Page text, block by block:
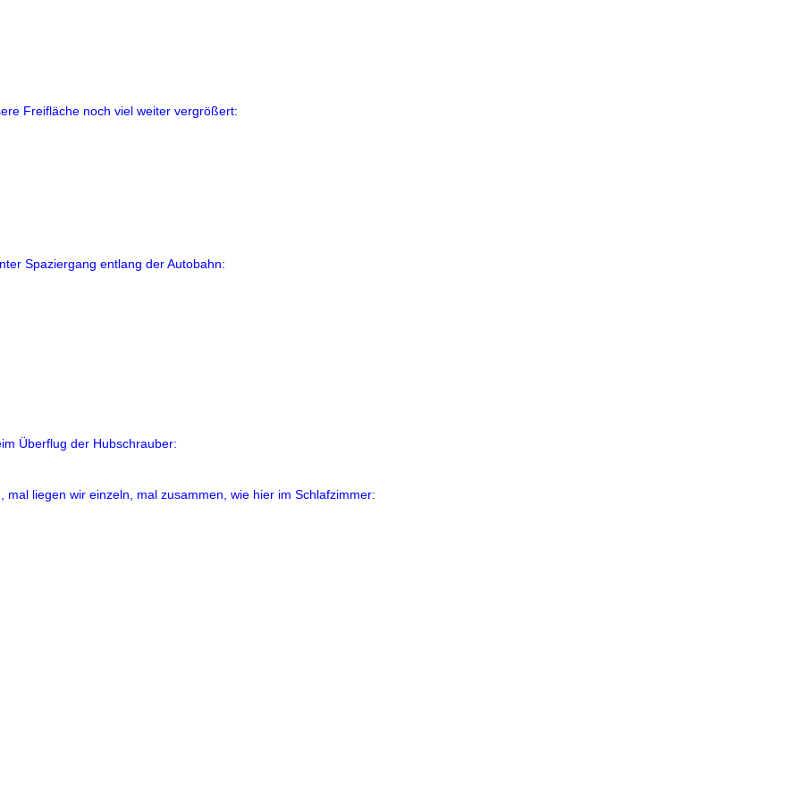
Freifläche noch viel weiter vergrößert:
Spaziergang entlang der Autobahn:
Überflug der Hubschrauber:
liegen wir einzeln, mal zusammen, wie hier im Schlafzimmer: